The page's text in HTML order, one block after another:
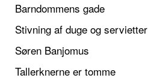
Barndommens gade
Stivning af duge og servietter
Søren Banjomus
Tallerknerne er tomme